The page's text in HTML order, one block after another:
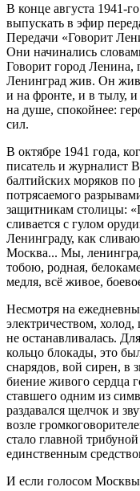
В конце августа 1941-
выпускать в эфир
Передачи «Говорит
Они начинались
Говорит город Ленина,
Ленинград жив. Он
и на фронте, и в тылу, и
на душе, спокойнее:
сил.
В октябре 1941 года,
писатель и журналист
балтийских моряков по
потрясаемого
защитникам столицы:
сливается с гулом
Ленинграду, как
Москва... Мы,
тобою, родная,
медля, всё живое,
Несмотря на
электричеством,
не останавливалась.
кольцо блокады, это
снарядов, вой сирен, в
биение живого сердца
ставшего одним из
раздавался щелчок и
возле
стало главной
единственным
И если голосом